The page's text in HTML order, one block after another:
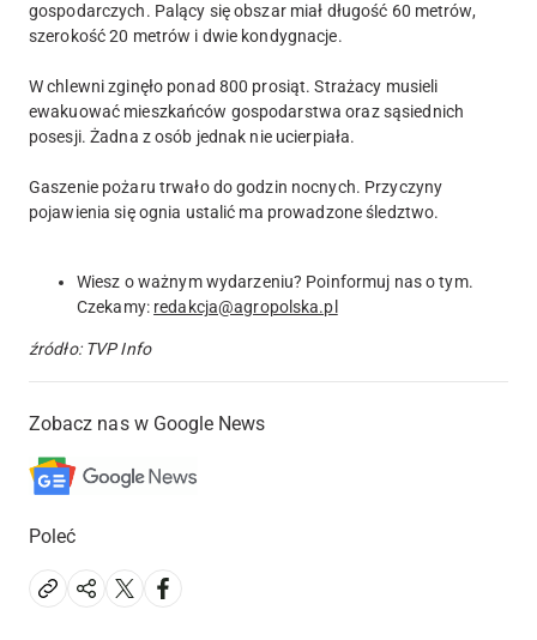
gospodarczych. Palący się obszar miał długość 60 metrów,
szerokość 20 metrów i dwie kondygnacje.
W chlewni zginęło ponad 800 prosiąt. Strażacy musieli
ewakuować mieszkańców gospodarstwa oraz sąsiednich
posesji. Żadna z osób jednak nie ucierpiała.
Gaszenie pożaru trwało do godzin nocnych. Przyczyny
pojawienia się ognia ustalić ma prowadzone śledztwo.
Wiesz o ważnym wydarzeniu? Poinformuj nas o tym.
Czekamy: redakcja@agropolska.pl
źródło: TVP Info
Zobacz nas w Google News
Poleć